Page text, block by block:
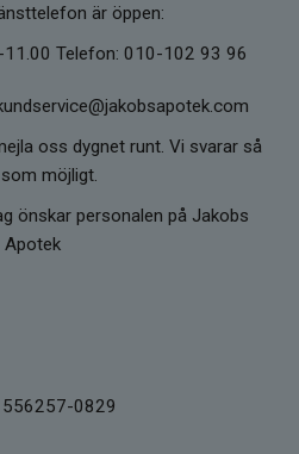
är öppen:
Telefon: 010-102 93 96
oss dygnet runt. Vi svarar så
möjligt.
önskar personalen på Jakobs
Apotek
556257-0829